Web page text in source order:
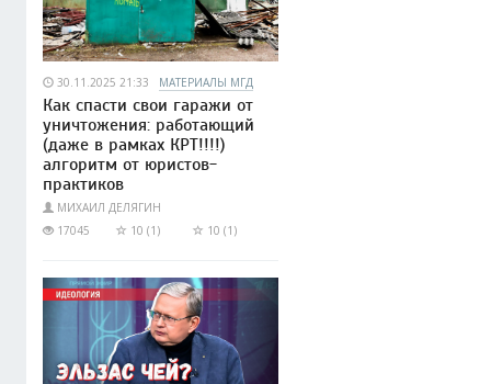
30.11.2025 21:33 МАТЕРИАЛЫ МГД
Как спасти свои гаражи от
уничтожения: работающий
(даже в рамках КРТ!!!!)
алгоритм от юристов-
практиков
МИХАИЛ ДЕЛЯГИН
17045
10 (1) 10 (1)